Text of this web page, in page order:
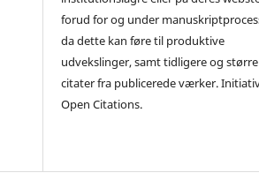
forud for og under
da dette kan føre til produktive
udvekslinger, samt tidligere og større
citater fra publicerede værker.
Open Citations.